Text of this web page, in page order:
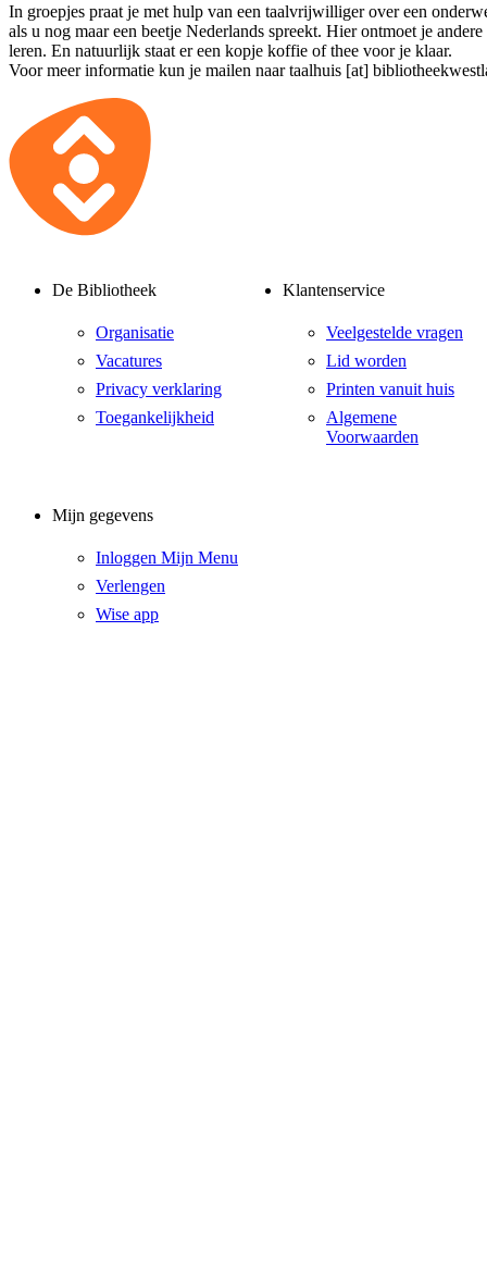
In groepjes praat je met hulp van een taalvrijwilliger over een
als u nog maar een beetje Nederlands spreekt. Hier ontmoet je
leren. En natuurlijk staat er een kopje koffie of thee voor je klaar.
Voor meer informatie kun je mailen naartaalhuis [at]
De Bibliotheek
Organisatie
Vacatures
Privacy verklaring
Toegankelijkheid
Klantenservice
Veelgestelde vragen
Lid worden
Printen vanuit huis
Algemene
Voorwaarden
Mijn gegevens
Inloggen Mijn Menu
Verlengen
Wise app